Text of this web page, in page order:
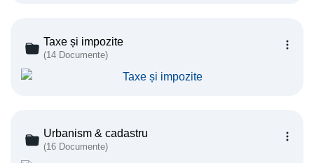
Taxe și impozite
(14 Documente)
Urbanism & cadastru
(16 Documente)